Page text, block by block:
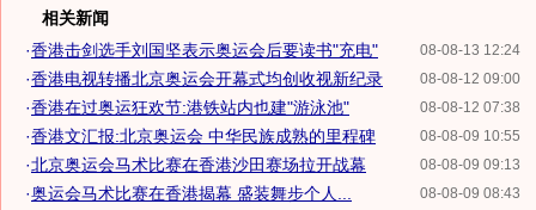
相关新闻
08-08-13 12:24
·香港击剑选手刘国坚表示奥运会后要读书"充电"
08-08-12 09:00
·香港电视转播北京奥运会开幕式均创收视新纪录
08-08-12 07:38
·香港在过奥运狂欢节:港铁站内也建"游泳池"
08-08-09 10:55
·香港文汇报:北京奥运会 中华民族成熟的里程碑
08-08-09 09:13
·北京奥运会马术比赛在香港沙田赛场拉开战幕
08-08-09 08:43
·奥运会马术比赛在香港揭幕 盛装舞步个人...